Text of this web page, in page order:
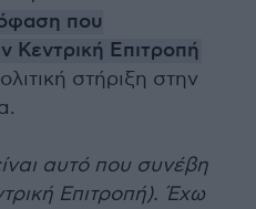
που
Κεντρική Επιτροπή
στήριξη στην
αυτό που συνέβη
Επιτροπή). Έχω